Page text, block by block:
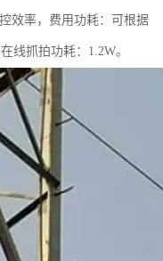
效率，费用功耗：可根据
线抓拍功耗：1.2W。